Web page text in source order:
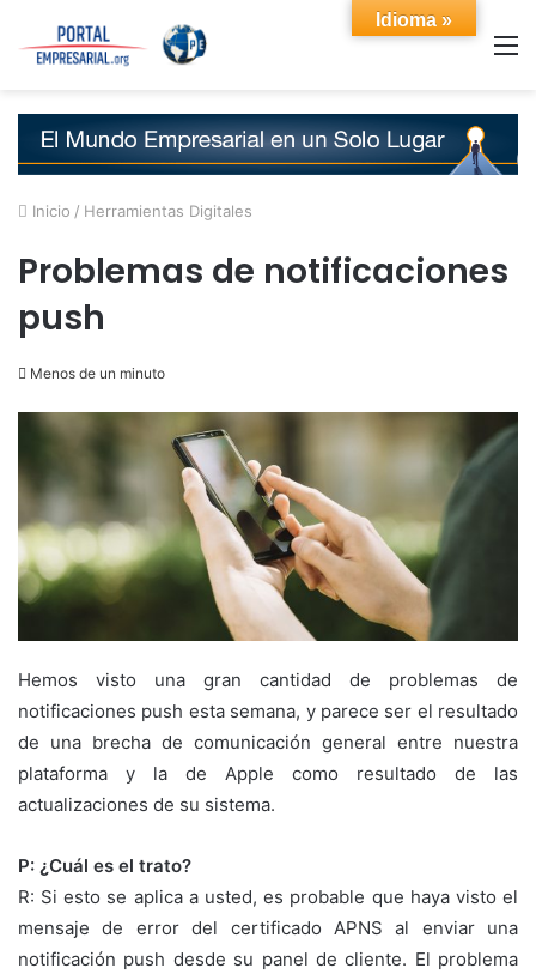
Inicio / Herramientas Digitales
Problemas de notificaciones
push
Menos de un minuto
Hemos visto una gran cantidad de problemas de
notificaciones push esta semana, y parece ser el resultado
de una brecha de comunicación general entre nuestra
plataforma y la de Apple como resultado de las
actualizaciones de su sistema.
P: ¿Cuál es el trato?
R: Si esto se aplica a usted, es probable que haya visto el
mensaje de error del certificado APNS al enviar una
notificación push desde su panel de cliente. El problema
Idioma »